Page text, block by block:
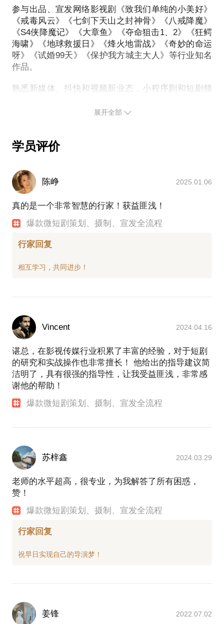
等关键元素；
怎么投出数倍回报好项目，怎样打造爆款内容！
PS.在选择与我见面前，请把你的问题更具体化。毕
竟一小时的谈话只能解决一个小问题。请把你的问题
提前发给我，方便我做更精确的准备，提升见面效
【广告植入】
【培养艺人】
【培育IP】
【培养团队】
4、顺便可以聊聊分账剧和小程序剧的一些玩法。
城主大人》、《试婚99天》等】
参与出品、宣发网络影视剧《致我们单纯的小美好》
《戒毒风云》《七剑下天山之封神骨》《八戒降魔》
《S4侠降魔记》《大章鱼》《夺命狙击1、2》《狂鳄
海啸》《地球救援日》《烽火地雷战》《奇妙的命运
呀》《试婚99天》《保护我方城主大人》等行业知名
作品。
熟悉新媒体、抖快和视频新业态，小程序剧和短剧领
嫁新娘》、《君心藏不住》等横屏微短剧和《顾少的
展开全部
学员评价
陈峥 2025.01.06
真的是一个非常智慧的行家！获益匪浅！
爆款微短剧策划、摄制、宣发全流程
行家回复
Vincent 2024.04.16
谌总，在影视传媒行业积累了丰富的经验，对于短剧
的研究和实战操作也非常擅长！ 他给出的指导建议简
洁明了，具有很强的指导性，让我受益匪浅，非常感
谢他的帮助！
爆款微短剧策划、摄制、宣发全流程
苏梓鑫 2024.03.29
老师的水平超高，很专业，为我解答了所有困惑，
赞！
爆款微短剧策划、摄制、宣发全流程
行家回复
姜锋 2022.07.02